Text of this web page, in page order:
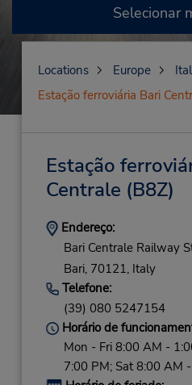
Selecionar
Locations Europe
Estação ferroviária Bari
Estação
Centrale (B8Z)
Endereço:
Bari Centrale Railway
Bari, 70121, Italy
Telefone:
(39) 080 5247154
Horário de
Mon - Fri 8:00 AM -
7:00 PM; Sat 8:00 AM